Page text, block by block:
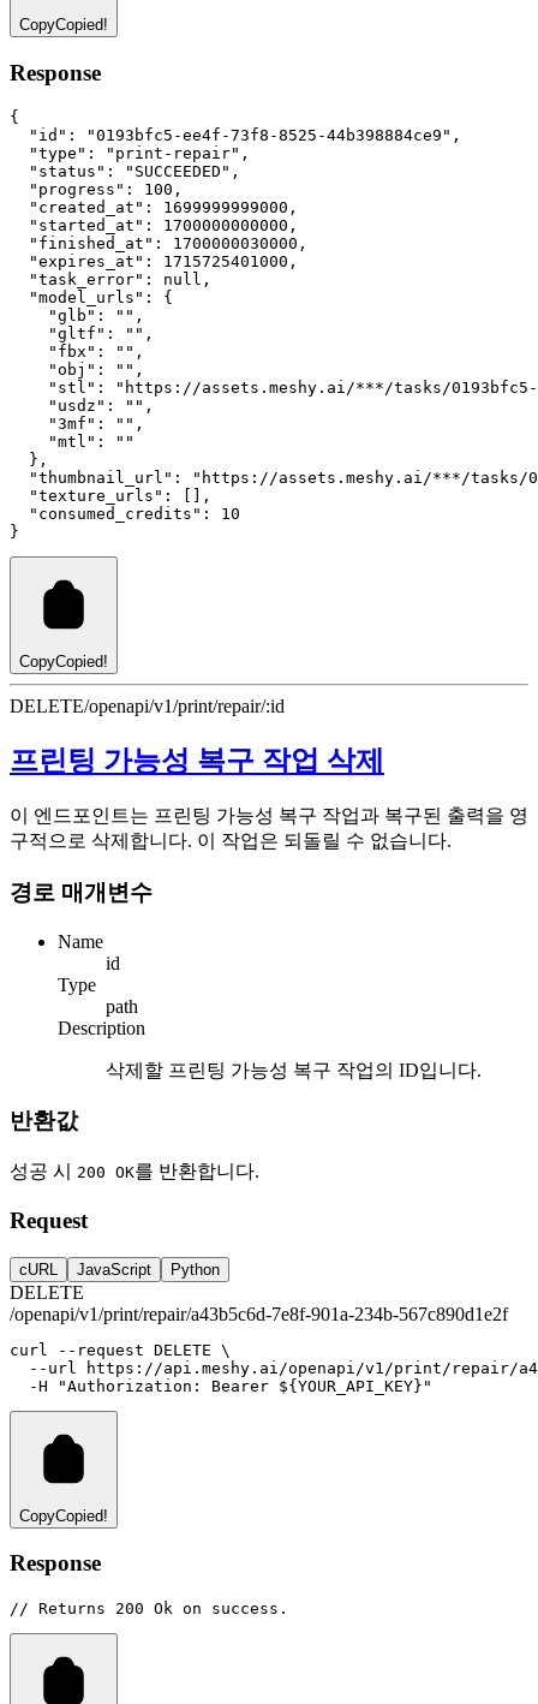
CopyCopied!
Response
{
"id" : "0193bfc5-ee4f-73f8-8525-44b398884ce9" ,
"type" : "print-repair" ,
"status" : "SUCCEEDED" ,
"progress" : 100 ,
"created_at" : 1699999999000 ,
"started_at" : 1700000000000 ,
"finished_at" : 1700000030000 ,
"expires_at" : 1715725401000 ,
"task_error" : null ,
"model_urls" :
{
"glb" : "" ,
"gltf" : "" ,
"fbx" : "" ,
"obj" : "" ,
"stl" :
"https://assets.meshy.ai/***/tasks/0193bfc5-
"usdz" : "" ,
"3mf" : "" ,
"mtl" :
""
  }
,
"thumbnail_url" :
"https://assets.meshy.ai/***/tasks/
"texture_urls" :
,
"consumed_credits" :
10
}
CopyCopied!
DELETE/openapi/v1/print/repair/:id
프린팅 가능성 복구 작업 삭제
이 엔드포인트는 프린팅 가능성 복구 작업과 복구된 출력을 영
구적으로 삭제합니다. 이 작업은 되돌릴 수 없습니다.
경로 매개변수
Name
id
Type
path
Description
삭제할 프린팅 가능성 복구 작업의 ID입니다.
반환값
성공 시 200 OK를 반환합니다.
Request
cURL JavaScript Python
DELETE
/openapi/v1/print/repair/a43b5c6d-7e8f-901a-234b-567c890d1e2f
curl --request DELETE \
--url
https://api.meshy.ai/openapi/v1/print/repair/
-H
"Authorization: Bearer ${YOUR_API_KEY}"
CopyCopied!
Response
// Returns 200 Ok on success.